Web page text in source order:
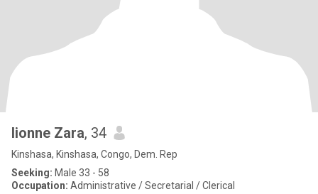
lionne Zara, 34
Kinshasa, Kinshasa, Congo, Dem. Rep
Seeking: Male 33 - 58
Occupation: Administrative / Secretarial / Clerical